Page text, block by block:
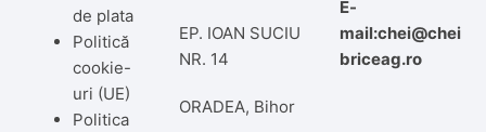
de plata
Politică
cookie-
uri (UE)
Politica
EP. IOAN SUCIU
NR. 14
ORADEA, Bihor
E-
mail:chei@chei
briceag.ro